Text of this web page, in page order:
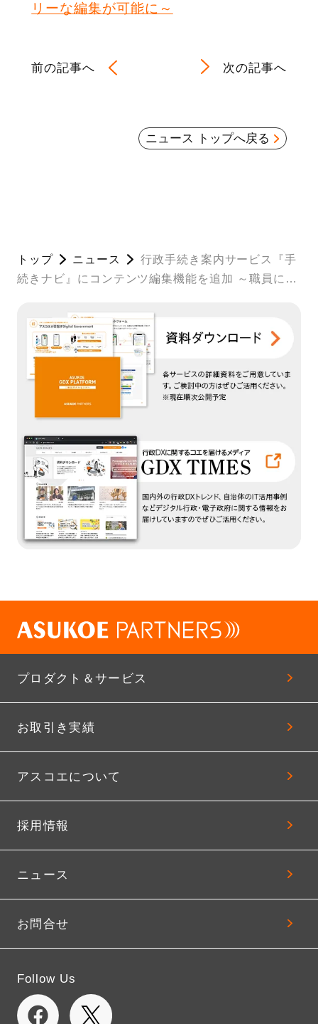
リーな編集が可能に～
前の記事へ 次の記事へ
ニュース トップへ戻る
トップ ニュース
行政手続き案内サービス『手
続きナビ』にコンテンツ編集機能を追加 ～職員によ
プロダクト＆サービス
お取引き実績
アスコエについて
採用情報
ニュース
お問合せ
Follow Us